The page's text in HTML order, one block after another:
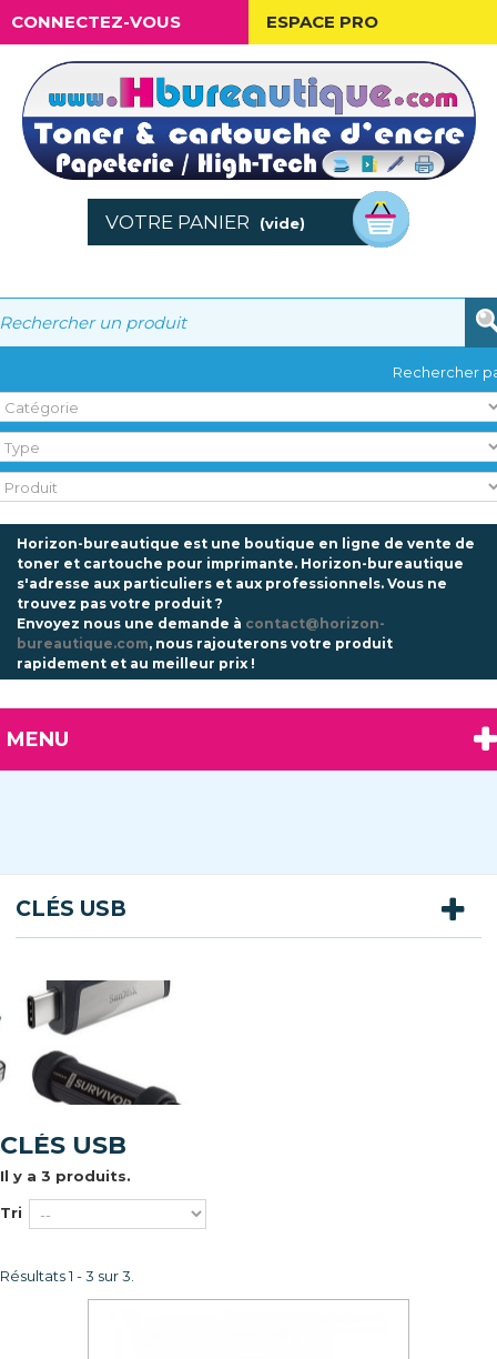
CONNECTEZ-VOUS ESPACE PRO
VOTRE PANIER (vide)
Rechercher
Horizon-bureautique est une boutique en ligne de vente de
toner et cartouche pour imprimante. Horizon-bureautique
s'adresse aux particuliers et aux professionnels. Vous ne
trouvez pas votre produit ?
Envoyez nous une demande à contact@horizon-
bureautique.com, nous rajouterons votre produit
rapidement et au meilleur prix !
MENU
CLÉS USB
CLÉS USB
Il y a 3 produits.
Tri
Résultats 1 - 3 sur 3.